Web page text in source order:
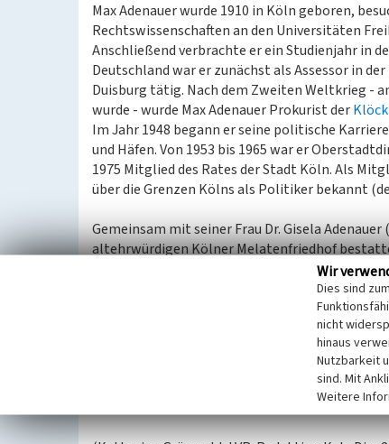
Max Adenauer wurde 1910 in Köln geboren,
Rechtswissenschaften an den Universitäten
Anschließend verbrachte er ein Studienjahr in
Deutschland war er zunächst als Assessor in
Duisburg tätig. Nach dem Zweiten Weltkrieg -
wurde - wurde Max Adenauer Prokurist der
Im Jahr 1948 begann er seine politische
und Häfen. Von 1953 bis 1965 war er
1975 Mitglied des Rates der Stadt Köln. Als
über die Grenzen Kölns als Politiker bekannt
Gemeinsam mit seiner Frau Dr. Gisela
altehrwürdigen Kölner Melatenfriedhof
Hauptwege (vgl. Friedhofsplan unter
Es besteht aus einem schlichten,
Kreuz zu sehen. Auf der rechten Seite des
Ehepaares Adenauer und links die
vorgestellt, ist ein schlichtes Beet mit
mannshohe Hecke gepflanzt, links befindet
Wir
Dies sind
nicht
hinaus
Nutzbarkeit
sind. Mit
Weitere